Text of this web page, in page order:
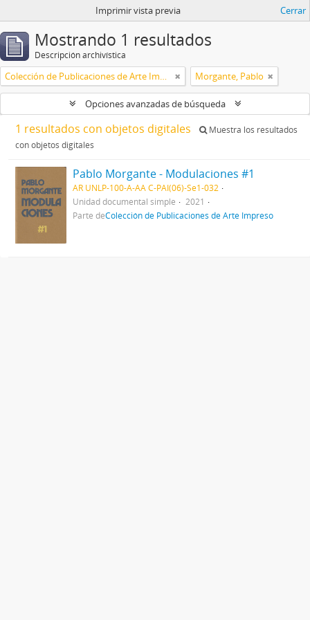
Imprimir vista previa Cerrar
Mostrando 1 resultados
Descripción archivística
Colección de Publicaciones de Arte Impreso Morgante, Pablo
Opciones avanzadas de búsqueda
1 resultados con objetos digitales
Muestra los resultados
con objetos digitales
Pablo Morgante - Modulaciones #1
AR UNLP-100-A-AA C-PAI(06)-Se1-032
Unidad documental simple
2021
Parte deColección de Publicaciones de Arte Impreso